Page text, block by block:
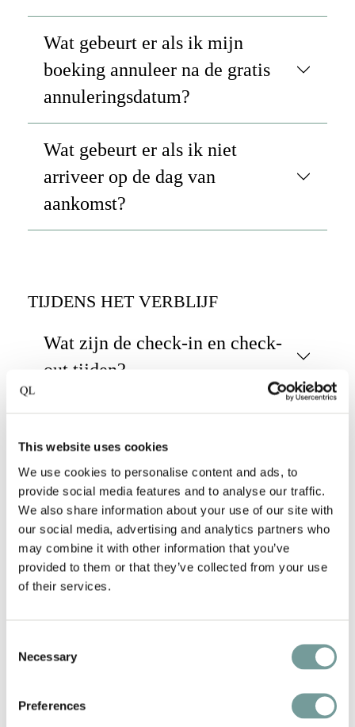
This website uses cookies
We use cookies to personalise content and ads, to
provide social media features and to analyse our traffic.
We also share information about your use of our site with
our social media, advertising and analytics partners who
may combine it with other information that you’ve
provided to them or that they’ve collected from your use
of their services.
Selection
Necessary
Preferences
Wat gebeurt er als ik mijn
boeking annuleer na de gratis
annuleringsdatum?
Wat gebeurt er als ik niet
arriveer op de dag van
aankomst?
TIJDENS HET VERBLIJF
Wat zijn de check-in en check-
out tijden?
uitchecken mogelijk?
Kan ik mijn bagage opslaan als
ik vroeg aankom of laat vertrek?
Zijn huisdieren welkom?
rolstoeltoegankelijk?
Is er WiFi beschikbaar?